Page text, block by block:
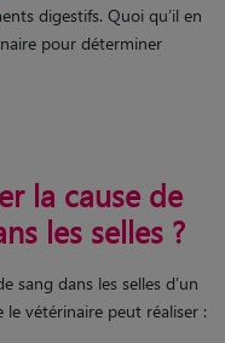
digestifs. Quoi qu’il en
pour déterminer
la cause de
les selles ?
sang dans les selles d’un
le vétérinaire peut réaliser :